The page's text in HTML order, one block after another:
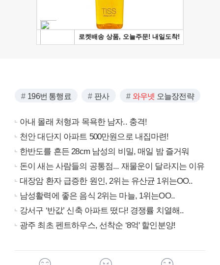
196번 통행료 판사 와우넷 오늘장전략
아내 몰래 처형과 목욕한 남자.. 충격!
천안 대단지 아파트 500만원으로 내집마련!
한반도를 흔든 28cm 남성의 비밀, 매일 밤 즐거워
돈이 새는 사람들의 공통점... 재물운이 달라지는 이유
대장암 환자 급증한 원인, 2위는 유산균 1위는OO..
남성활력에 좋은 음식 2위는 마늘, 1위는OO..
강서구 ‘반값’ 신축 아파트 떴다! 경쟁률 치열해..
광주 최초 펜트하우스, 선착순 ‘8억' 할인분양!